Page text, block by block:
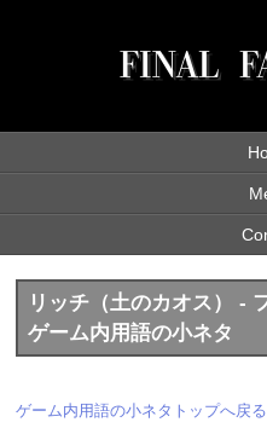
リッチ（土のカオス） -
ゲーム内用語の小ネタ
ゲーム内用語の小ネタトップへ戻る